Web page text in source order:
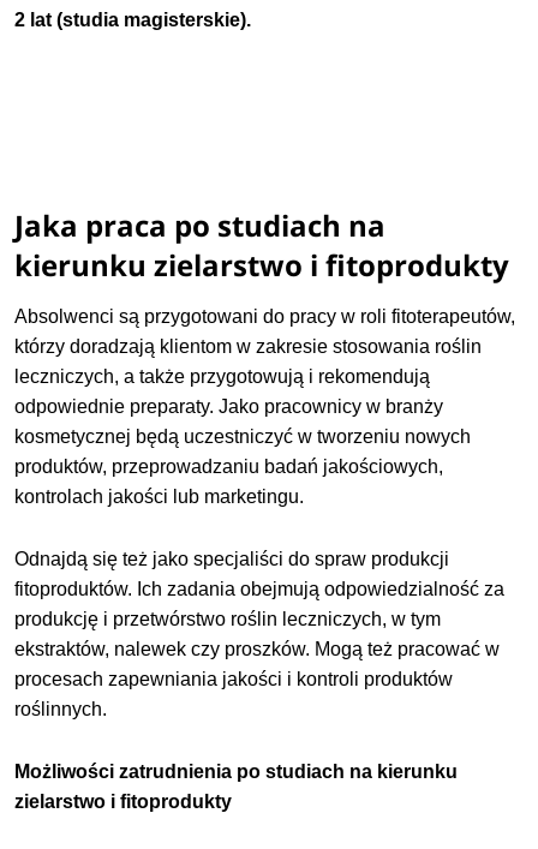
2 lat (studia magisterskie).
Jaka praca po studiach na
kierunku zielarstwo i fitoprodukty
Absolwenci są przygotowani do pracy w roli fitoterapeutów,
którzy doradzają klientom w zakresie stosowania roślin
leczniczych, a także przygotowują i rekomendują
odpowiednie preparaty. Jako pracownicy w branży
kosmetycznej będą uczestniczyć w tworzeniu nowych
produktów, przeprowadzaniu badań jakościowych,
kontrolach jakości lub marketingu.
Odnajdą się też jako specjaliści do spraw produkcji
fitoproduktów. Ich zadania obejmują odpowiedzialność za
produkcję i przetwórstwo roślin leczniczych, w tym
ekstraktów, nalewek czy proszków. Mogą też pracować w
procesach zapewniania jakości i kontroli produktów
roślinnych.
Możliwości zatrudnienia po studiach na kierunku
zielarstwo i fitoprodukty